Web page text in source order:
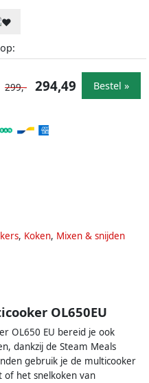
299,- 294,49 Bestel »
, Koken, Mixen & snijden
OL650EU
OL650 EU bereid je ook
dankzij de Steam Meals
gebruik je de multicooker
het snelkoken van